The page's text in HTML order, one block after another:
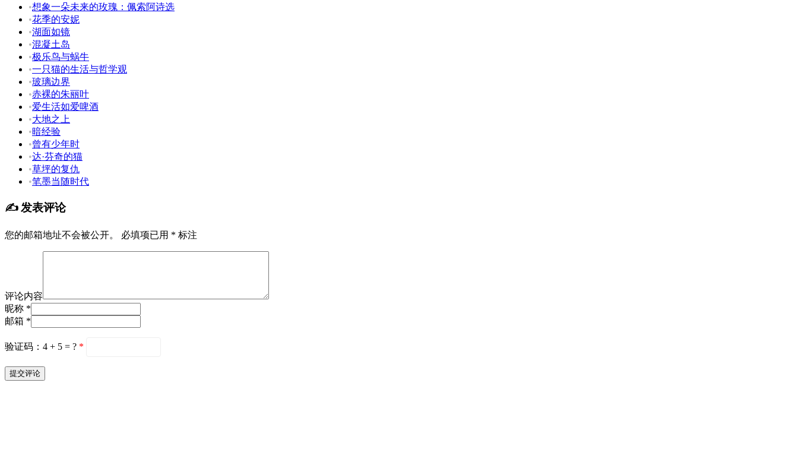
•想象一朵未来的玫瑰：佩索阿诗选
•花季的安妮
•湖面如镜
•混凝土岛
•极乐鸟与蜗牛
•一只猫的生活与哲学观
•玻璃边界
•赤裸的朱丽叶
•爱生活如爱啤酒
•大地之上
•暗经验
•曾有少年时
•达·芬奇的猫
•草坪的复仇
•笔墨当随时代
✍️ 发表评论
您的邮箱地址不会被公开。 必填项已用 * 标注
评论内容
昵称 *
邮箱 *
验证码：4 + 5 = ? *